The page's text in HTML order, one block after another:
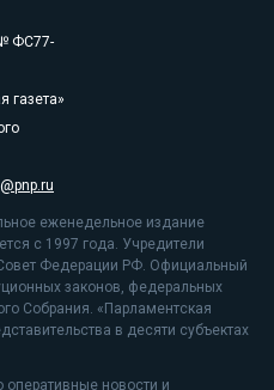
ФС77-
газета»
еженедельное издание
с 1997 года. Учредители
Федерации РФ. Официальный
законов, федеральных
Собрания. «Парламентская
в десяти субъектах
оперативные новости и